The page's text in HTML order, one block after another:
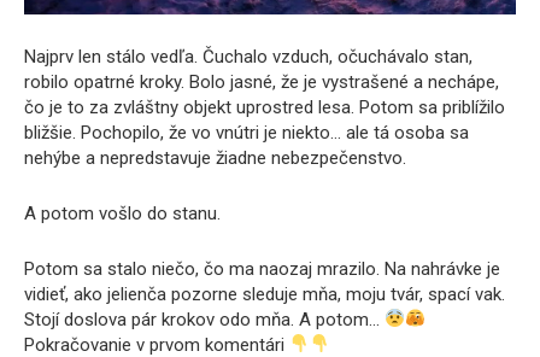
Najprv len stálo vedľa. Čuchalo vzduch, očuchávalo stan,
robilo opatrné kroky. Bolo jasné, že je vystrašené a nechápe,
čo je to za zvláštny objekt uprostred lesa. Potom sa priblížilo
bližšie. Pochopilo, že vo vnútri je niekto… ale tá osoba sa
nehýbe a nepredstavuje žiadne nebezpečenstvo.
A potom vošlo do stanu.
Potom sa stalo niečo, čo ma naozaj mrazilo. Na nahrávke je
vidieť, ako jelienča pozorne sleduje mňa, moju tvár, spací vak.
Stojí doslova pár krokov odo mňa. A potom…
Pokračovanie v prvom komentári